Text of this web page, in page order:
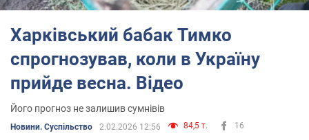
Харківський бабак Тимко
спрогнозував, коли в Україну
прийде весна. Відео
Його прогноз не залишив сумнівів
Новини. Суспільство 2.02.2026 12:56 84,5 т. 16